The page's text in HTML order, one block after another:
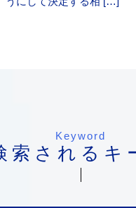
Keyword
索されるキ